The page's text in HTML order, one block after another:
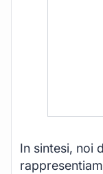
In sintesi, noi